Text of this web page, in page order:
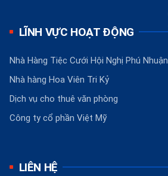
LĨNH VỰC HOẠT ĐỘNG
Nhà Hàng Tiệc Cưới Hội Nghị Phú Nhuận
Nhà hàng Hoa Viên Tri Kỷ
Dịch vụ cho thuê văn phòng
Công ty cổ phần Việt Mỹ
LIÊN HỆ